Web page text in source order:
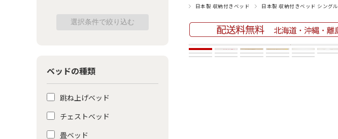
日本製 収納付きベッド
日本製 収納付きベッド シングル
ベッドの種類
跳ね上げベッド
チェストベッド
畳ベッド